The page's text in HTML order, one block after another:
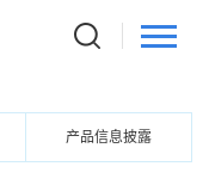
产品信息披露